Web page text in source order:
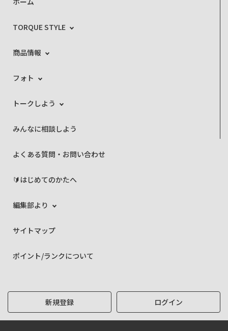
TORQUE STYLE
商品情報
フォト
トークしよう
みんなに相談しよう
よくある質問・お問い合わせ
🔰はじめてのかたへ
編集部より
サイトマップ
ポイント/ランクについて
新規登録 ログイン